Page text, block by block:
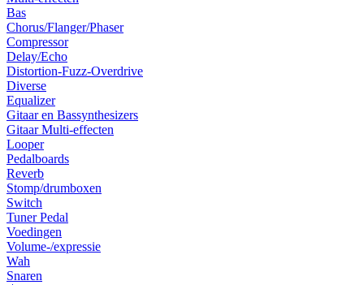
Bas
Chorus/Flanger/Phaser
Compressor
Delay/Echo
Distortion-Fuzz-Overdrive
Diverse
Equalizer
Gitaar en Bassynthesizers
Gitaar Multi-effecten
Looper
Pedalboards
Reverb
Stomp/drumboxen
Switch
Tuner Pedal
Voedingen
Volume-/expressie
Wah
Snaren